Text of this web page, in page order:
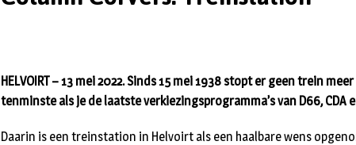
HELVOIRT – 13 mei 2022. Sinds 15 mei 1938 stopt er geen trein
tenminste als je de laatste verkiezingsprogramma’s van D66, CDA
Daarin is een treinstation in Helvoirt als een haalbare wens